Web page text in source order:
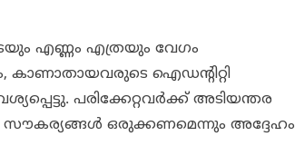
എണ്ണം എത്രയും വേഗം
കാണാതായവരുടെ ഐഡന്റിറ്റി
പരിക്കേറ്റവര്‍ക്ക് അടിയന്തര
സൗകര്യങ്ങള്‍ ഒരുക്കണമെന്നും അദ്ദേഹം